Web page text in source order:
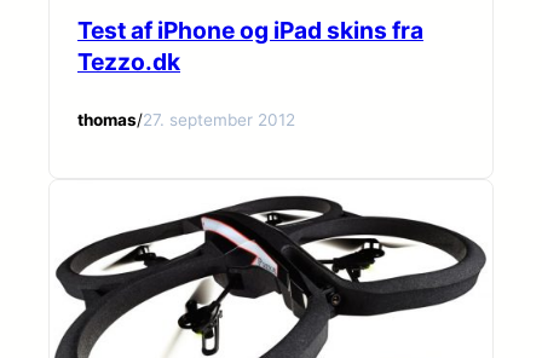
Test af iPhone og iPad skins fra
Tezzo.dk
thomas/27. september 2012